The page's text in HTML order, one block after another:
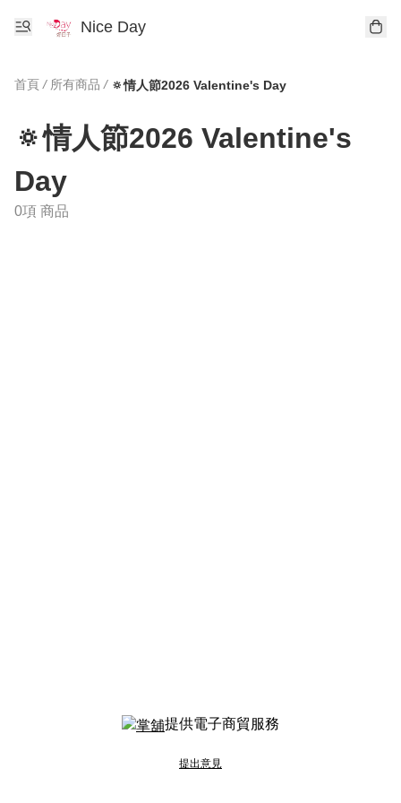
Nice Day
首頁 / 所有商品 / 🔅情人節2026 Valentine's Day
🔅情人節2026 Valentine's
Day
0項 商品
提供電子商貿服務
提出意見